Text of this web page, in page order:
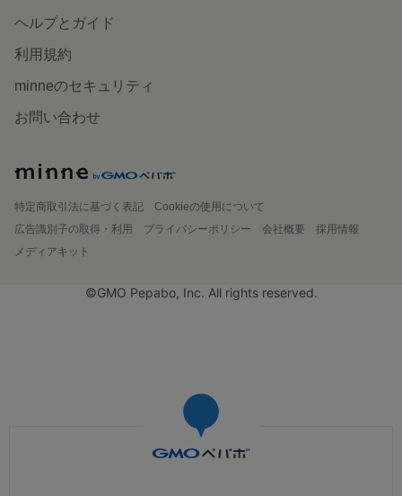
ヘルプとガイド
利用規約
minneのセキュリティ
お問い合わせ
特定商取引法に基づく表記
Cookieの使用について
広告識別子の取得・利用
プライバシーポリシー 会社概要
採用情報
メディアキット
©GMO Pepabo, Inc. All rights reserved.